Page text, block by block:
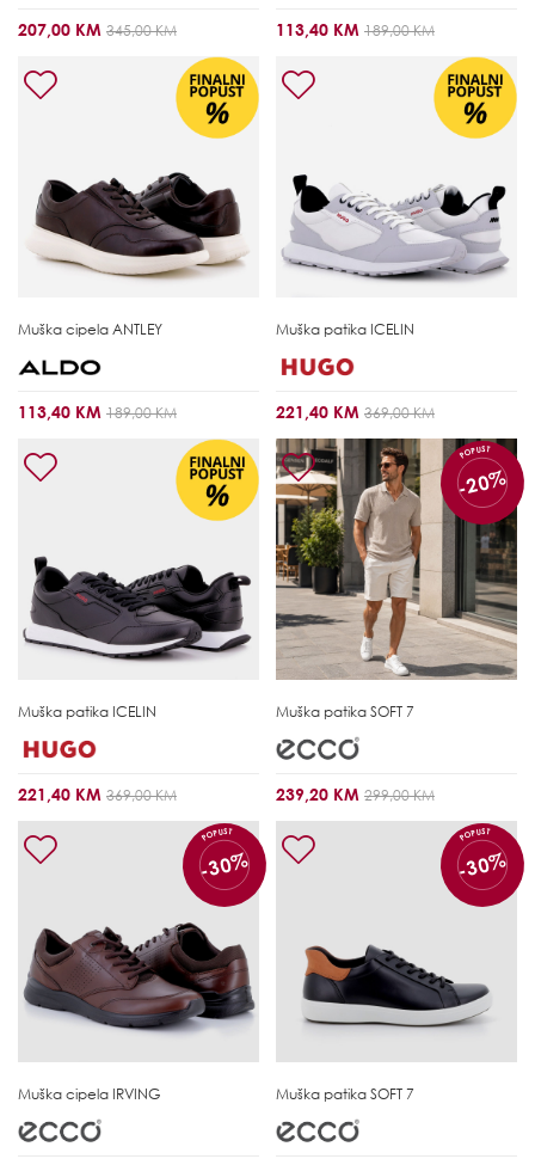
207,00 KM 345,00 KM 113,40 KM 189,00 KM
Muška cipela ANTLEY
113,40 KM 189,00 KM
Muška patika ICELIN
221,40 KM 369,00 KM
Muška patika ICELIN
221,40 KM 369,00 KM
POPUST
-20%
Muška patika SOFT 7
239,20 KM 299,00 KM
POPUST
-30%
Muška cipela IRVING
POPUST
-30%
Muška patika SOFT 7